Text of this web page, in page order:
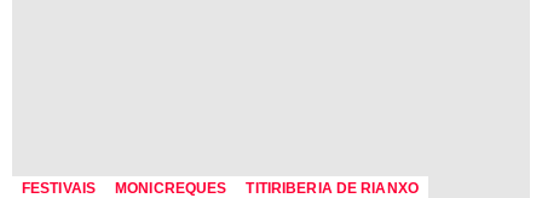
FESTIVAIS MONICREQUES TITIRIBERIA DE RIANXO